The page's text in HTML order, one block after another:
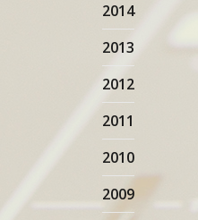
2014
2013
2012
2011
2010
2009